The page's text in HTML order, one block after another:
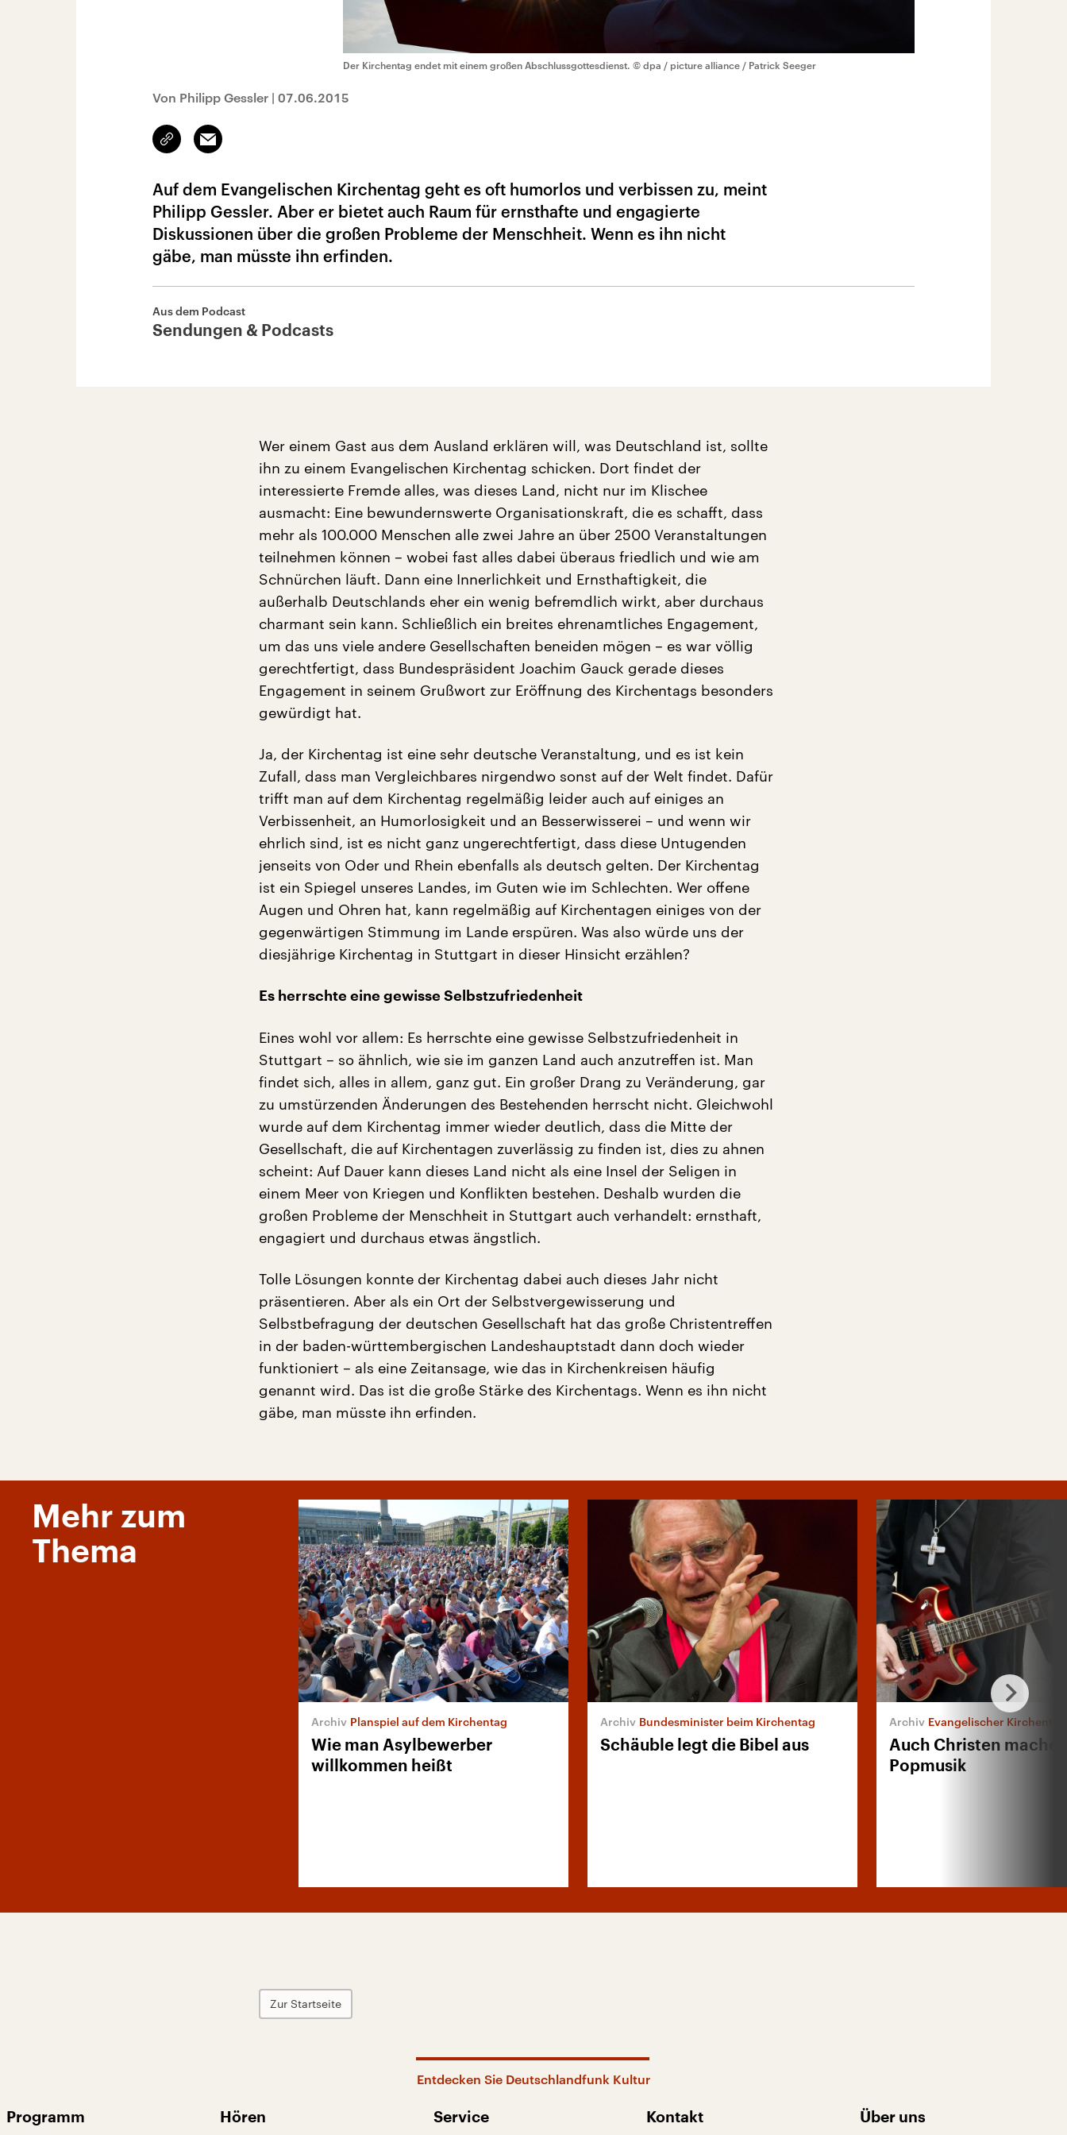
Der Kirchentag endet mit einem großen Abschlussgottesdienst. © dpa / picture alliance / Patrick Seeger
Von Philipp Gessler | 07.06.2015
Link
kopieren/teilen
Email
Auf dem Evangelischen Kirchentag geht es oft humorlos und verbissen zu, meint
Philipp Gessler. Aber er bietet auch Raum für ernsthafte und engagierte
Diskussionen über die großen Probleme der Menschheit. Wenn es ihn nicht
gäbe, man müsste ihn erfinden.
Aus dem Podcast
Sendungen & Podcasts
Wer einem Gast aus dem Ausland erklären will, was Deutschland ist, sollte
ihn zu einem Evangelischen Kirchentag schicken. Dort findet der
interessierte Fremde alles, was dieses Land, nicht nur im Klischee
ausmacht: Eine bewundernswerte Organisationskraft, die es schafft, dass
mehr als 100.000 Menschen alle zwei Jahre an über 2500 Veranstaltungen
teilnehmen können – wobei fast alles dabei überaus friedlich und wie am
Schnürchen läuft. Dann eine Innerlichkeit und Ernsthaftigkeit, die
außerhalb Deutschlands eher ein wenig befremdlich wirkt, aber durchaus
charmant sein kann. Schließlich ein breites ehrenamtliches Engagement,
um das uns viele andere Gesellschaften beneiden mögen – es war völlig
gerechtfertigt, dass Bundespräsident Joachim Gauck gerade dieses
Engagement in seinem Grußwort zur Eröffnung des Kirchentags besonders
gewürdigt hat.
Ja, der Kirchentag ist eine sehr deutsche Veranstaltung, und es ist kein
Zufall, dass man Vergleichbares nirgendwo sonst auf der Welt findet. Dafür
trifft man auf dem Kirchentag regelmäßig leider auch auf einiges an
Verbissenheit, an Humorlosigkeit und an Besserwisserei – und wenn wir
ehrlich sind, ist es nicht ganz ungerechtfertigt, dass diese Untugenden
jenseits von Oder und Rhein ebenfalls als deutsch gelten. Der Kirchentag
ist ein Spiegel unseres Landes, im Guten wie im Schlechten. Wer offene
Augen und Ohren hat, kann regelmäßig auf Kirchentagen einiges von der
gegenwärtigen Stimmung im Lande erspüren. Was also würde uns der
diesjährige Kirchentag in Stuttgart in dieser Hinsicht erzählen?
Es herrschte eine gewisse Selbstzufriedenheit
Eines wohl vor allem: Es herrschte eine gewisse Selbstzufriedenheit in
Stuttgart – so ähnlich, wie sie im ganzen Land auch anzutreffen ist. Man
findet sich, alles in allem, ganz gut. Ein großer Drang zu Veränderung, gar
zu umstürzenden Änderungen des Bestehenden herrscht nicht. Gleichwohl
wurde auf dem Kirchentag immer wieder deutlich, dass die Mitte der
Gesellschaft, die auf Kirchentagen zuverlässig zu finden ist, dies zu ahnen
scheint: Auf Dauer kann dieses Land nicht als eine Insel der Seligen in
einem Meer von Kriegen und Konflikten bestehen. Deshalb wurden die
großen Probleme der Menschheit in Stuttgart auch verhandelt: ernsthaft,
engagiert und durchaus etwas ängstlich.
Tolle Lösungen konnte der Kirchentag dabei auch dieses Jahr nicht
präsentieren. Aber als ein Ort der Selbstvergewisserung und
Selbstbefragung der deutschen Gesellschaft hat das große Christentreffen
in der baden-württembergischen Landeshauptstadt dann doch wieder
funktioniert – als eine Zeitansage, wie das in Kirchenkreisen häufig
genannt wird. Das ist die große Stärke des Kirchentags. Wenn es ihn nicht
gäbe, man müsste ihn erfinden.
Mehr zum
Thema
Planspiel auf dem Kirchentag
Wie man Asylbewerber
willkommen heißt
Bundesminister beim Kirchentag
Schäuble legt die Bibel aus
Evangelischer Kirchentag
Auch Christen
Popmusik
Zur Startseite
Entdecken Sie Deutschlandfunk Kultur
Programm Hören Service Kontakt Über uns